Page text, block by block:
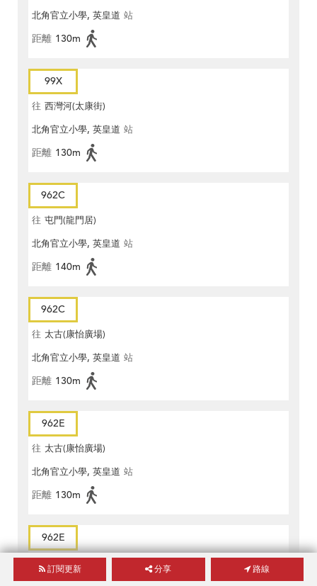
北角官立小學, 英皇道 站
距離 130m
99X
往 西灣河(太康街)
北角官立小學, 英皇道 站
距離 130m
962C
往 屯門(龍門居)
北角官立小學, 英皇道 站
距離 140m
962C
往 太古(康怡廣場)
北角官立小學, 英皇道 站
距離 130m
962E
往 太古(康怡廣場)
北角官立小學, 英皇道 站
距離 130m
962E
往 掃管笏
訂閱更新 分享 路線